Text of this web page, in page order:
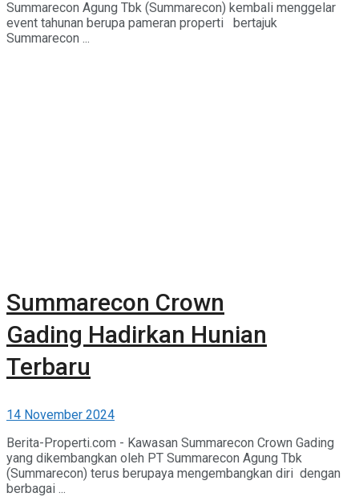
Summarecon Agung Tbk (Summarecon) kembali menggelar
event tahunan berupa pameran properti bertajuk
Summarecon ...
Summarecon Crown
Gading Hadirkan Hunian
Terbaru
14 November 2024
Berita-Properti.com - Kawasan Summarecon Crown Gading
yang dikembangkan oleh PT Summarecon Agung Tbk
(Summarecon) terus berupaya mengembangkan diri dengan
berbagai ...